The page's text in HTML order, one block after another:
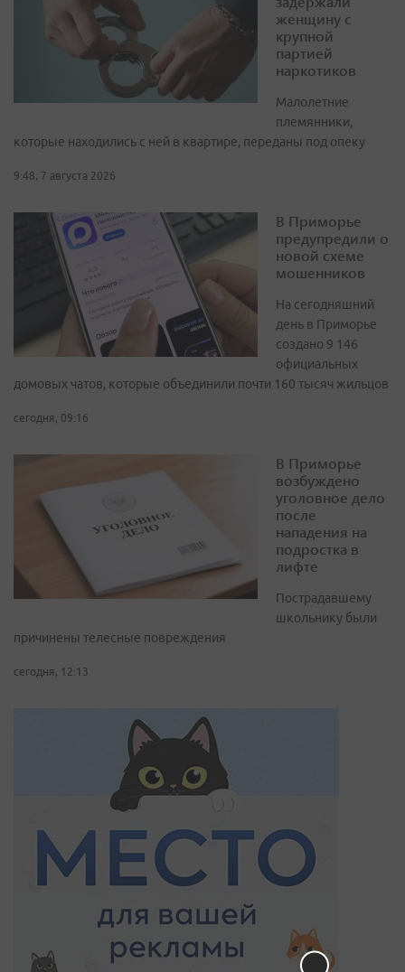
женщину с
крупной
партией
наркотиков
Малолетние
племянники,
которые находились с ней в квартире, переданы под опеку
9:48, 7 августа 2026
В Приморье
предупредили о
новой схеме
мошенников
На сегодняшний
день в Приморье
создано 9 146
официальных
домовых чатов, которые объединили почти 160 тысяч жильцов
сегодня, 09:16
В Приморье
возбуждено
уголовное дело
после
нападения на
подростка в
лифте
Пострадавшему
школьнику были
причинены телесные повреждения
сегодня, 12:13